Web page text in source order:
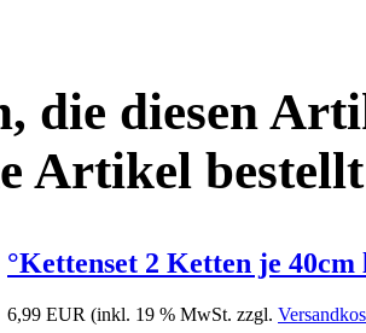
die diesen
Artikel
°Kettenset 2 Ketten je 40cm
6,99 EUR (inkl. 19 % MwSt. zzgl.